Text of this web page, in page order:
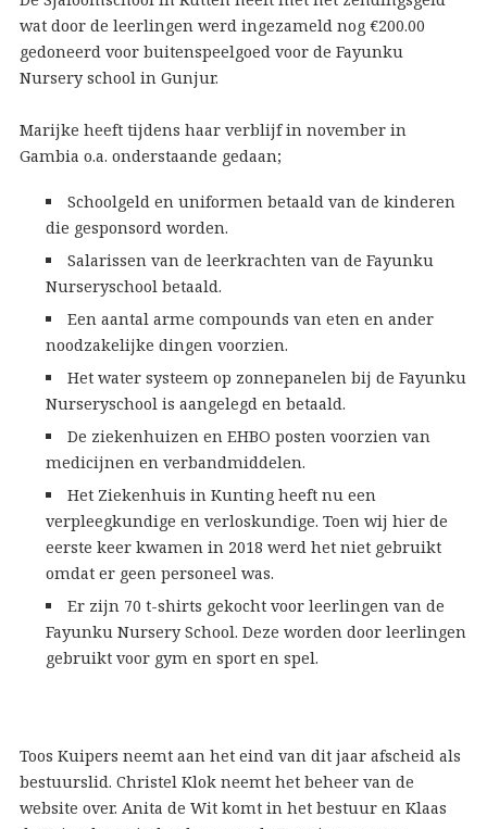
wat door de leerlingen werd ingezameld nog €200.00
gedoneerd voor buitenspeelgoed voor de Fayunku
Nursery school in Gunjur.
Marijke heeft tijdens haar verblijf in november in
Gambia o.a. onderstaande gedaan;
Schoolgeld en uniformen betaald van de kinderen
die gesponsord worden.
Salarissen van de leerkrachten van de Fayunku
Nurseryschool betaald.
Een aantal arme compounds van eten en ander
noodzakelijke dingen voorzien.
Het water systeem op zonnepanelen bij de Fayunku
Nurseryschool is aangelegd en betaald.
De ziekenhuizen en EHBO posten voorzien van
medicijnen en verbandmiddelen.
Het Ziekenhuis in Kunting heeft nu een
verpleegkundige en verloskundige. Toen wij hier de
eerste keer kwamen in 2018 werd het niet gebruikt
omdat er geen personeel was.
Er zijn 70 t-shirts gekocht voor leerlingen van de
Fayunku Nursery School. Deze worden door leerlingen
gebruikt voor gym en sport en spel.
Toos Kuipers neemt aan het eind van dit jaar afscheid als
bestuurslid. Christel Klok neemt het beheer van de
website over. Anita de Wit komt in het bestuur en Klaas